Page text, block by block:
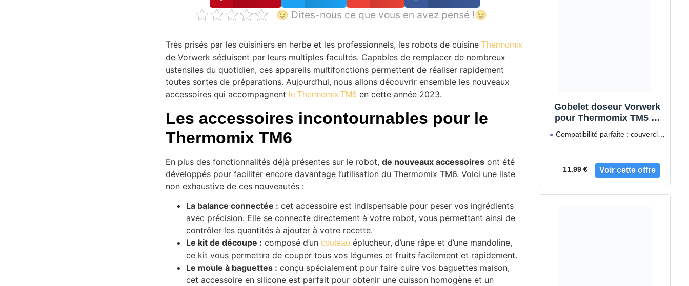
😉 Dites-nous ce que vous en avez pensé !😉
Très prisés par les cuisiniers en herbe et les professionnels, les robots de cuisineThermomix
de Vorwerk séduisent par leurs multiples facultés. Capables de remplacer de nombreux
ustensiles du quotidien, ces appareils multifonctions permettent de réaliser rapidement
toutes sortes de préparations. Aujourd’hui, nous allons découvrir ensemble les nouveaux
accessoires qui accompagnent le Thermomix TM6 en cette année 2023.
Les accessoires incontournables pour le
Thermomix TM6
En plus des fonctionnalités déjà présentes sur le robot,de nouveaux accessoires ont été
développés pour faciliter encore davantage l’utilisation du Thermomix TM6. Voici une liste
non exhaustive de ces nouveautés :
La balance connectée : cet accessoire est indispensable pour peser vos ingrédients
avec précision. Elle se connecte directement à votre robot, vous permettant ainsi de
contrôler les quantités à ajouter à votre recette.
Le kit de découpe : composé d’uncouteau éplucheur, d’une râpe et d’une mandoline,
ce kit vous permettra de couper tous vos légumes et fruits facilement et rapidement.
Le moule à baguettes : conçu spécialement pour faire cuire vos baguettes maison,
cet accessoire en silicone est parfait pour obtenir une cuisson homogène et un
Gobelet doseur Vorwerk
pour Thermomix TM5 et
Résistant à la chaleur et
50 et 100 ml marqués
Compatibilité parfaite : couvercle
11.99 €